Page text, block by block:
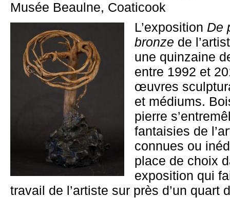
Musée Beaulne, Coaticook
L’exposition De
bronze de
une quinzaine
entre 1992 et
œuvres
et médiums.
pierre
fantaisies de
connues ou
place de choix
exposition qui
travail de l’artiste sur près d’un quart